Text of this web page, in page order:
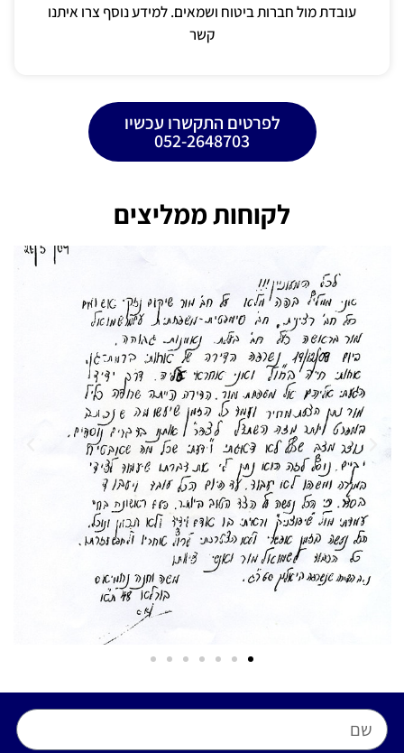
עובדת מול חברות ביטוח ושמאים. למידע נוסף צרו איתנו
קשר
לפרטים התקשרו עכשיו
052-2648703
לקוחות ממליצים